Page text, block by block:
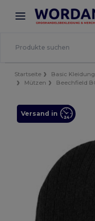
× Wordans App
Bessere Preise in
Startseite Basic
Mützen
Beechfield
Versand in